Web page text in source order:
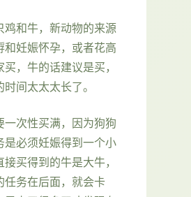
鸡和牛，新动物的来源
和妊娠怀孕，或者花高
，牛的话建议是买，
间太太太长了。
一次性买满，因为狗狗
是必须妊娠得到一个小
买得到的牛是大牛，
任务在后面，就会卡